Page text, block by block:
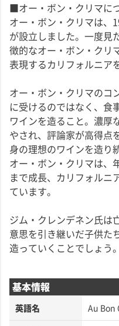
■オー・ボン・クリマに
オー・ボン・クリマは、
が設立しました。一度見
徴的なオー・ボン・クリ
表現するカリフォルニア
オー・ボン・クリマのコ
に受けるのではなく、食
ワインを造ること。濃厚
やされ、評論家が高得点
身の理想のワインを造り
オー・ボン・クリマは、
まで成長、カリフォルニ
ています。
ジム・クレンデネン氏は
意思を引き継いだ子供た
造っていくことでしょう。
基本情報
英語名 Au Bon